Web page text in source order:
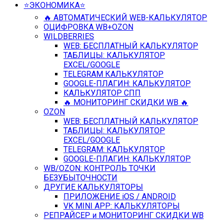
⭐️ЭКОНОМИКА⭐️
🔥 АВТОМАТИЧЕСКИЙ WEB-КАЛЬКУЛЯТОР
ОЦИФРОВКА WB+OZON
WILDBERRIES
WEB: БЕСПЛАТНЫЙ КАЛЬКУЛЯТОР
ТАБЛИЦЫ: КАЛЬКУЛЯТОР
EXCEL/GOOGLE
TELEGRAM КАЛЬКУЛЯТОР
GOOGLE-ПЛАГИН: КАЛЬКУЛЯТОР
КАЛЬКУЛЯТОР СПП
🔥 МОНИТОРИНГ СКИДКИ WB 🔥
OZON
WEB: БЕСПЛАТНЫЙ КАЛЬКУЛЯТОР
ТАБЛИЦЫ: КАЛЬКУЛЯТОР
EXCEL/GOOGLE
TELEGRAM: КАЛЬКУЛЯТОР
GOOGLE-ПЛАГИН: КАЛЬКУЛЯТОР
WB/OZON: КОНТРОЛЬ ТОЧКИ
БЕЗУБЫТОЧНОСТИ
ДРУГИЕ КАЛЬКУЛЯТОРЫ
ПРИЛОЖЕНИЕ iOS / ANDROID
VK MINI APP: КАЛЬКУЛЯТОРЫ
РЕПРАЙСЕР и МОНИТОРИНГ СКИДКИ WB